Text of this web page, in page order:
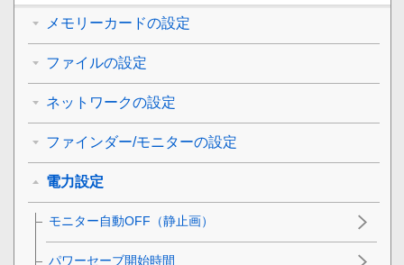
メモリーカードの設定
ファイルの設定
ネットワークの設定
ファインダー/モニターの設定
電力設定
モニター自動OFF （静止画）
パワーセーブ開始時間